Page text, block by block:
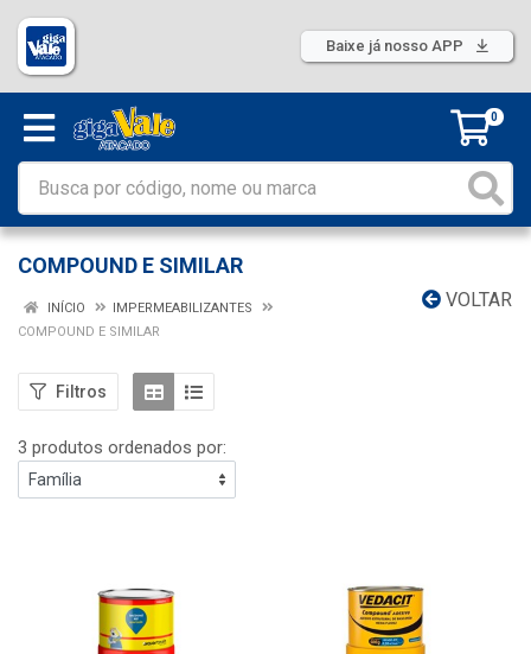
Baixe já nosso APP
0
COMPOUND E SIMILAR
VOLTAR
INÍCIO
IMPERMEABILIZANTES
COMPOUND E SIMILAR
Filtros
3 produtos ordenados por: